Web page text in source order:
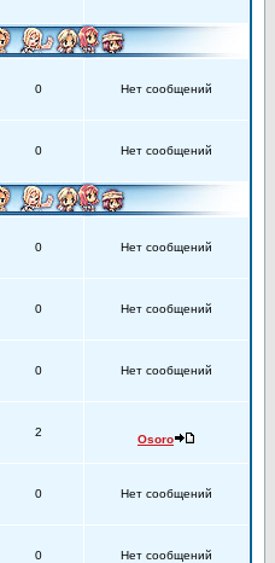
0 Нет сообщений
0 Нет сообщений
0 Нет сообщений
0 Нет сообщений
0 Нет сообщений
2
Osoro
0 Нет сообщений
0 Нет сообщений